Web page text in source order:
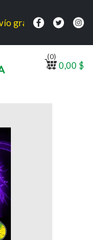
por compras
0,00 $
(0)